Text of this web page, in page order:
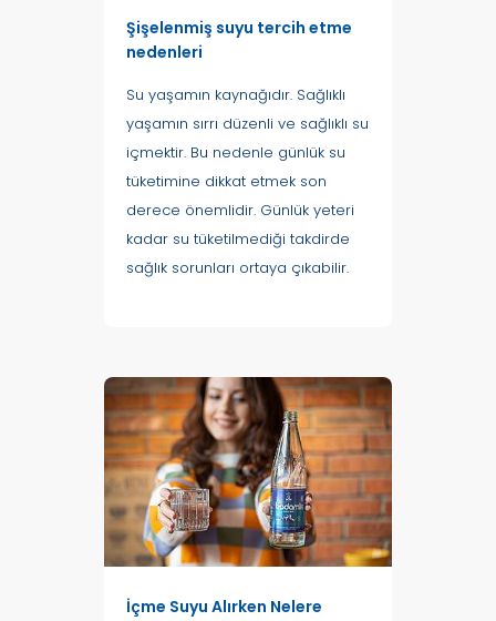
Şişelenmiş suyu tercih etme
nedenleri
Su yaşamın kaynağıdır. Sağlıklı
yaşamın sırrı düzenli ve sağlıklı su
içmektir. Bu nedenle günlük su
tüketimine dikkat etmek son
derece önemlidir. Günlük yeteri
kadar su tüketilmediği takdirde
sağlık sorunları ortaya çıkabilir.
İçme Suyu Alırken Nelere